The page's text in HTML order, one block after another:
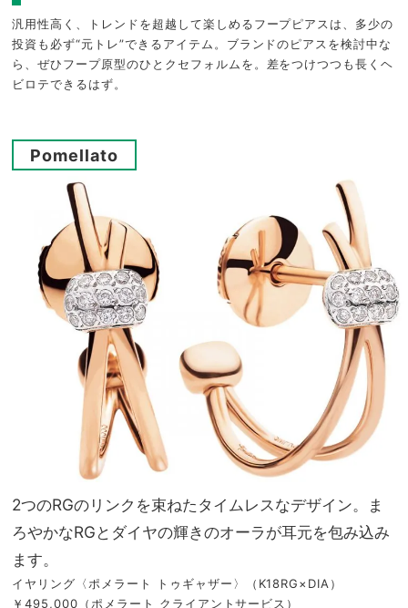
汎用性高く、トレンドを超越して楽しめるフープピアスは、多少の
投資も必ず“元トレ”できるアイテム。ブランドのピアスを検討中な
ら、ぜひフープ原型のひとクセフォルムを。差をつけつつも長くヘ
ビロテできるはず。
Pomellato
2つのRGのリンクを束ねたタイムレスなデザイン。ま
ろやかなRGとダイヤの輝きのオーラが耳元を包み込み
ます。
イヤリング〈ポメラート トゥギャザー〉（K18RG×DIA）
￥495,000（ポメラート クライアントサービス）